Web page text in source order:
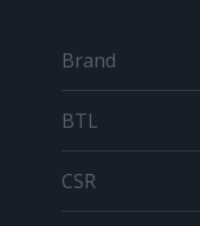
Brand
BTL
CSR